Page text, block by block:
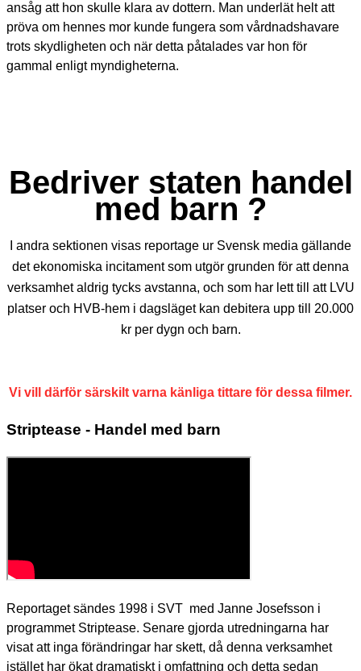
ansåg att hon skulle klara av dottern. Man underlät helt att
pröva om hennes mor kunde fungera som vårdnadshavare
trots skydligheten och när detta påtalades var hon för
gammal enligt myndigheterna.
Bedriver staten handel
med barn ?
I andra sektionen visas reportage ur Svensk media gällande
det ekonomiska incitament som utgör grunden för att denna
verksamhet aldrig tycks avstanna, och som har lett till att LVU
platser och HVB-hem i dagsläget kan debitera upp till 20.000
kr per dygn och barn.
Vi vill därför särskilt varna känliga tittare för dessa filmer.
Striptease - Handel med barn
Reportaget sändes 1998 i SVT med Janne Josefsson i
programmet Striptease. Senare gjorda utredningarna har
visat att inga förändringar har skett, då denna verksamhet
istället har ökat dramatiskt i omfattning och detta sedan